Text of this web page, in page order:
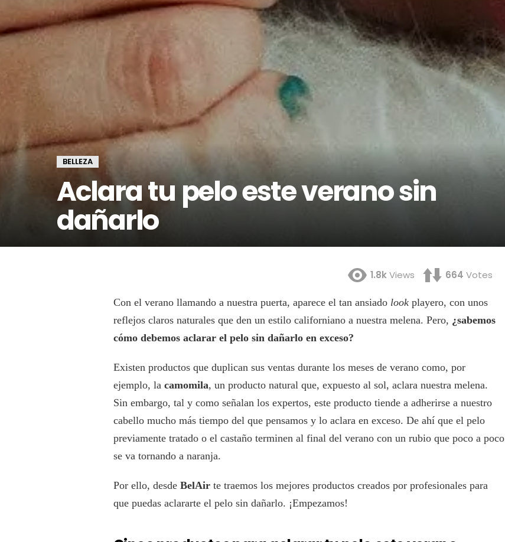
BELLEZA
Aclara tu pelo este verano sin
dañarlo
1.8kViews 664 Votes
Con el verano llamando a nuestra puerta, aparece el tan ansiado look playero, con unos
reflejos claros naturales que den un estilo californiano a nuestra melena. Pero, ¿sabemos
cómo debemos aclarar el pelo sin dañarlo en exceso?
Existen productos que duplican sus ventas durante los meses de verano como, por
ejemplo, la camomila, un producto natural que, expuesto al sol, aclara nuestra melena.
Sin embargo, tal y como señalan los expertos, este producto tiende a adherirse a nuestro
cabello mucho más tiempo del que pensamos y lo aclara en exceso. De ahí que el pelo
previamente tratado o el castaño terminen al final del verano con un rubio que poco a poco
se va tornando a naranja.
Por ello, desde BelAir te traemos los mejores productos creados por profesionales para
que puedas aclararte el pelo sin dañarlo. ¡Empezamos!